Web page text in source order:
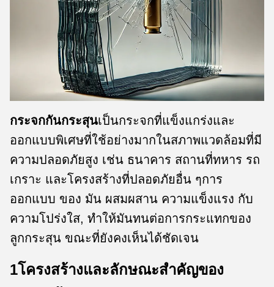
กระจกกันกระสุนเป็นกระจกที่แข็งแกร่งและ
ออกแบบพิเศษที่ใช้อย่างมากในสภาพแวดล้อมที่มี
ความปลอดภัยสูง เช่น ธนาคาร สถานที่ทหาร รถ
เกราะ และโครงสร้างที่ปลอดภัยอื่น ๆการ
ออกแบบ ของ มัน ผสมผสาน ความแข็งแรง กับ
ความโปร่งใส, ทําให้มันทนต่อการกระแทกของ
ลูกกระสุน ขณะที่ยังคงเห็นได้ชัดเจน
1โครงสร้างและลักษณะสําคัญของ